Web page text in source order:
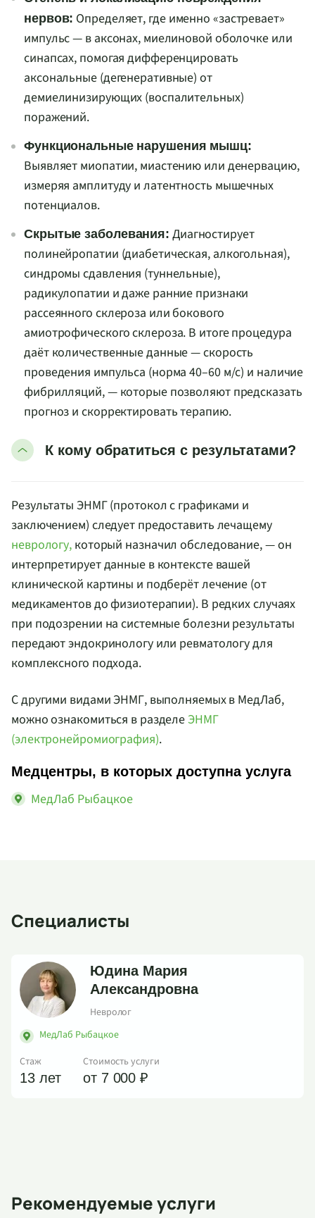
нервов: Определяет, где именно «застревает»
импульс — в аксонах, миелиновой оболочке или
синапсах, помогая дифференцировать
аксональные (дегенеративные) от
демиелинизирующих (воспалительных)
поражений.
Функциональные нарушения мышц:
Выявляет миопатии, миастению или денервацию,
измеряя амплитуду и латентность мышечных
потенциалов.
Скрытые заболевания: Диагностирует
полинейропатии (диабетическая, алкогольная),
синдромы сдавления (туннельные),
радикулопатии и даже ранние признаки
рассеянного склероза или бокового
амиотрофического склероза. В итоге процедура
даёт количественные данные — скорость
проведения импульса (норма 40–60 м/с) и наличие
фибрилляций, — которые позволяют предсказать
прогноз и скорректировать терапию.
К кому обратиться с результатами?
Результаты ЭНМГ (протокол с графиками и
заключением) следует предоставить лечащему
неврологу, который назначил обследование, — он
интерпретирует данные в контексте вашей
клинической картины и подберёт лечение (от
медикаментов до физиотерапии). В редких случаях
при подозрении на системные болезни результаты
передают эндокринологу или ревматологу для
комплексного подхода.
С другими видами ЭНМГ, выполняемых в МедЛаб,
можно ознакомиться в разделеЭНМГ
(электронейромиография).
Медцентры, в которых доступна услуга
МедЛаб Рыбацкое
Специалисты
Юдина Мария
Александровна
Невролог
МедЛаб Рыбацкое
Стаж
13 лет
Стоимость услуги
от 7 000 ₽
Рекомендуемые услуги